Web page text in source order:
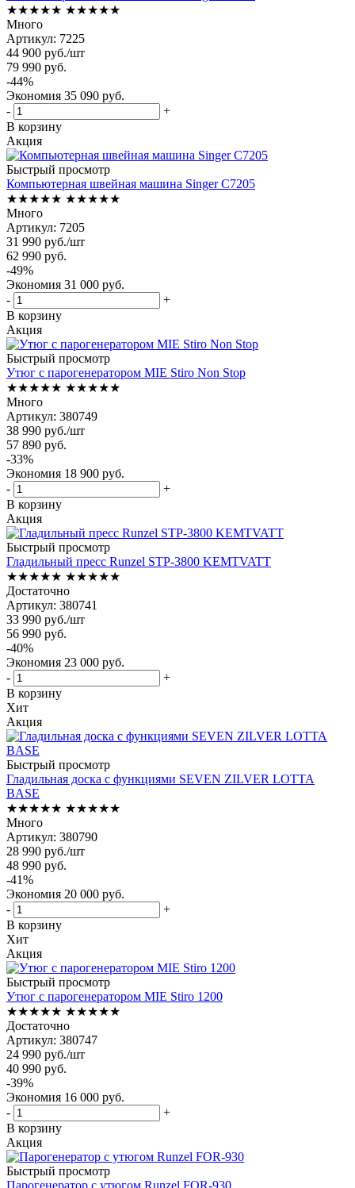
★★★★★ ★★★★★
Много
Артикул: 7225
44 900 руб./шт
79 990 руб.
-44%
Экономия 35 090 руб.
-
+
В корзину
Акция
Быстрый просмотр
Компьютерная швейная машина Singer C7205
★★★★★ ★★★★★
Много
Артикул: 7205
31 990 руб./шт
62 990 руб.
-49%
Экономия 31 000 руб.
-
+
В корзину
Акция
Быстрый просмотр
Утюг с парогенератором MIE Stiro Non Stop
★★★★★ ★★★★★
Много
Артикул: 380749
38 990 руб./шт
57 890 руб.
-33%
Экономия 18 900 руб.
-
+
В корзину
Акция
Быстрый просмотр
Гладильный пресс Runzel STP-3800 KEMTVATT
★★★★★ ★★★★★
Достаточно
Артикул: 380741
33 990 руб./шт
56 990 руб.
-40%
Экономия 23 000 руб.
-
+
В корзину
Хит
Акция
Быстрый просмотр
Гладильная доска с функциями SEVEN ZILVER LOTTA
BASE
★★★★★ ★★★★★
Много
Артикул: 380790
28 990 руб./шт
48 990 руб.
-41%
Экономия 20 000 руб.
-
+
В корзину
Хит
Акция
Быстрый просмотр
Утюг с парогенератором MIE Stiro 1200
★★★★★ ★★★★★
Достаточно
Артикул: 380747
24 990 руб./шт
40 990 руб.
-39%
Экономия 16 000 руб.
-
+
В корзину
Акция
Быстрый просмотр
Парогенератор с утюгом Runzel FOR-930